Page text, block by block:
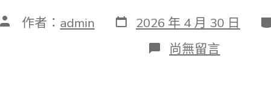
文 作者： admin 發
表
2026 年 4 月 30 日 分
類
在
〈巴
尚無留言